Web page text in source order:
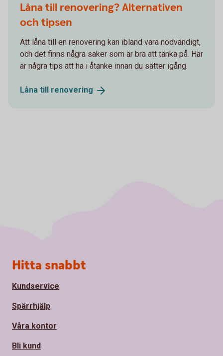
Låna till renovering? Alternativen
och tipsen
Att låna till en renovering kan ibland vara nödvändigt,
och det finns några saker som är bra att tänka på. Här
är några tips att ha i åtanke innan du sätter igång.
Låna till renovering
Sidfot
Hitta snabbt
Kundservice
Spärrhjälp
Våra kontor
Bli kund